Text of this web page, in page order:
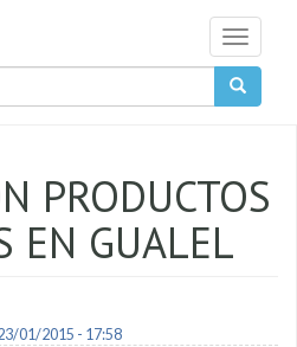
Toggle
PRODUCTOS
EN GUALEL
01/2015 - 17:58